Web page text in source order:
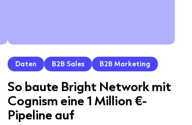
Daten B2B Sales B2B Marketing
So baute Bright Network mit
Cognism eine 1 Million €-
Pipeline auf